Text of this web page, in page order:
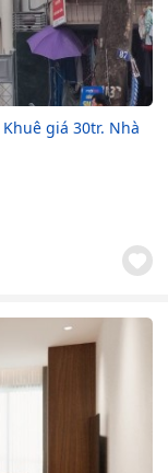
giá 30tr. Nhà